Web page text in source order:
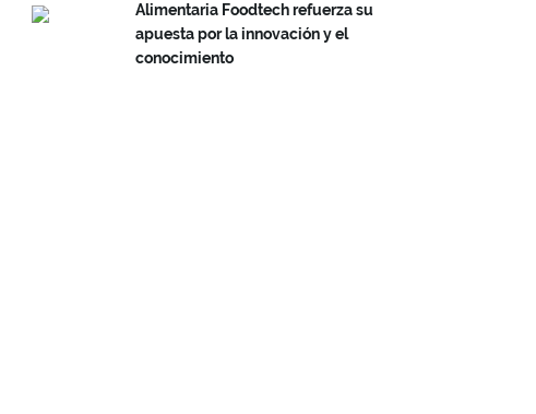
Alimentaria Foodtech refuerza su
apuesta por la innovación y el
conocimiento